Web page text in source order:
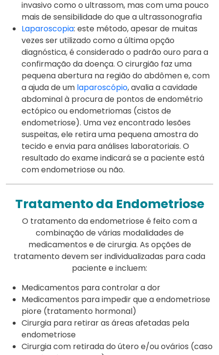
invasivo como o ultrassom, mas com uma pouco
mais de sensibilidade do que a ultrassonografia
Laparoscopia: este método, apesar de muitas
vezes ser utilizado como a última opção
diagnóstica, é considerado o padrão ouro para a
confirmação da doença. O cirurgião faz uma
pequena abertura na região do abdômen e, com
a ajuda de um laparoscópio, avalia a cavidade
abdominal à procura de pontos de endométrio
ectópico ou endometriomas (cistos de
endometriose). Uma vez encontrado lesões
suspeitas, ele retira uma pequena amostra do
tecido e envia para análises laboratoriais. O
resultado do exame indicará se a paciente está
com endometriose ou não.
Tratamento da Endometriose
O tratamento da endometriose é feito com a
combinação de várias modalidades de
medicamentos e de cirurgia. As opções de
tratamento devem ser individualizadas para cada
paciente e incluem:
Medicamentos para controlar a dor
Medicamentos para impedir que a endometriose
piore (tratamento hormonal)
Cirurgia para retirar as áreas afetadas pela
endometriose
Cirurgia com retirada do útero e/ou ovários (caso